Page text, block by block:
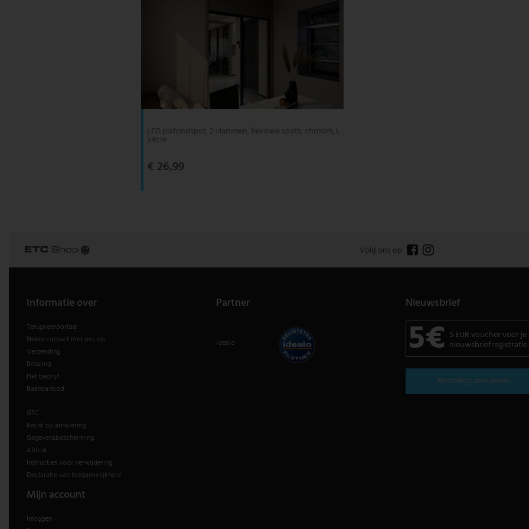
LED plafondspot, 2 vlammen, flexibele spots, chroom, L
34cm
€ 26,99
Volg ons op
Informatie over
Terugkeerportaal
Neem contact met ons op
Verzending
Betaling
Het bedrijf
Baanaanbod
GTC
Recht op annulering
Gegevensbescherming
Afdruk
Instructies voor verwijdering
Declaratie van toegankelijkheid
Partner
idealo
Nieuwsbrief
5€ 5 EUR voucher voor je
nieuwsbriefregistratie
Bestelling annuleren
Mijn account
Inloggen